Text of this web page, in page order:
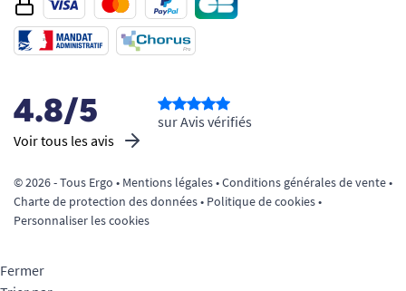
4.8/5
Voir tous les avis
sur Avis vérifiés
© 2026 - Tous Ergo • Mentions légales•Conditions générales de vente•
Charte de protection des données• Politique de cookies•
Personnaliser les cookies
Fermer